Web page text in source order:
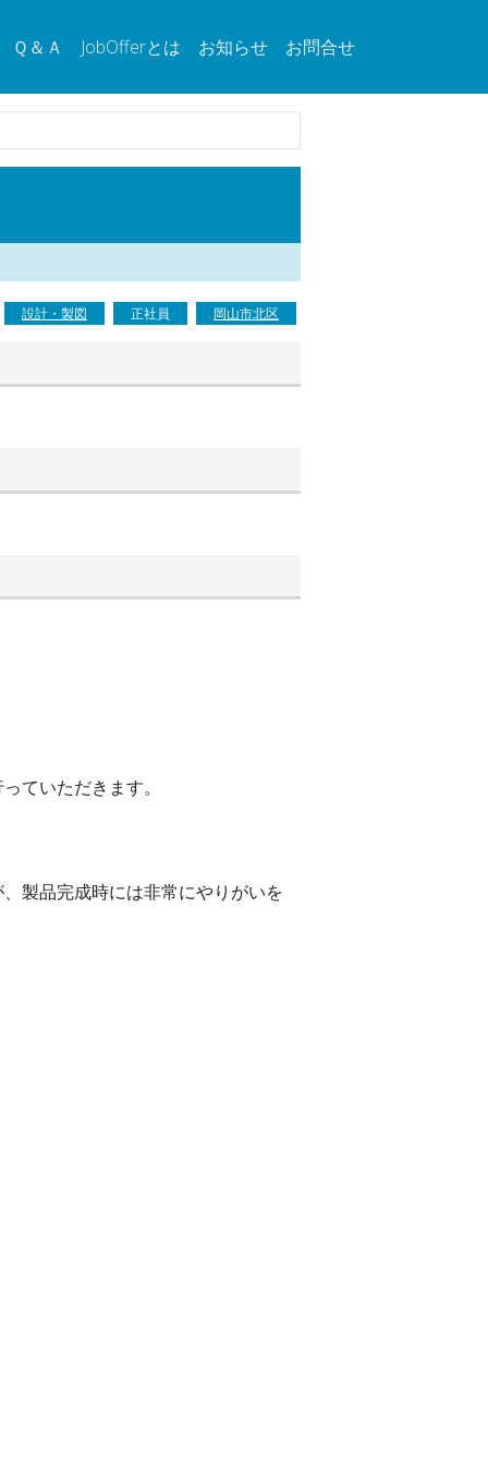
Ｑ＆Ａ JobOfferとは お知らせ お問合せ
設計・製図 正社員 岡山市北区
ていただきます。
製品完成時には非常にやりがいを